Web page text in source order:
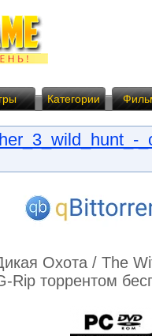
Категории
Охота / The
Rip торрентом